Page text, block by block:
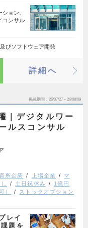
ョン、
コンサル
びソフトウェア開発
詳細へ
掲載期間 26/07/27～26/08/09
｜デジタルワー
ルスコンサル
系企業 上場企業
マ
土日祝休み
1億円
）
ストックオプション
レイ
題を